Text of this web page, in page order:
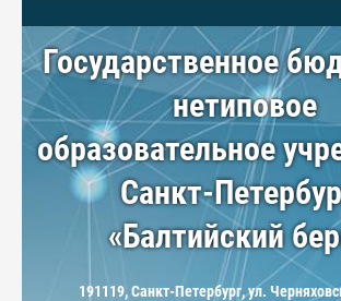
Государственное
нетиповое
образовательное
Санкт-
«Балтийский
191119, Санкт-Петербург, ул.